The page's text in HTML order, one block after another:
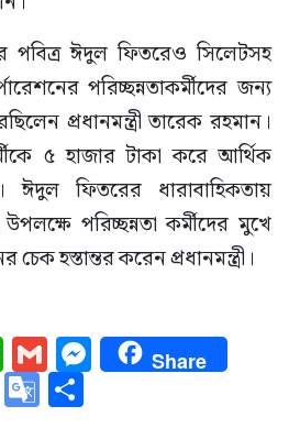
পবিত্র ঈদুল ফিতরেও সিলেটসহ
পরিচ্ছন্নতাকর্মীদের জন্য
প্রধানমন্ত্রী তারেক রহমান।
৫ হাজার টাকা করে আর্থিক
ঈদুল ফিতরের ধারাবাহিকতায়
পরিচ্ছন্নতা কর্মীদের মুখে
হস্তান্তর করেন প্রধানমন্ত্রী।
WhatsApp
GmailMessenger
Share
Google
Share